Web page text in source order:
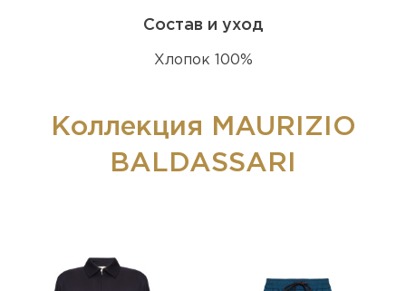
Состав и уход
Хлопок 100%
Коллекция MAURIZIO
BALDASSARI